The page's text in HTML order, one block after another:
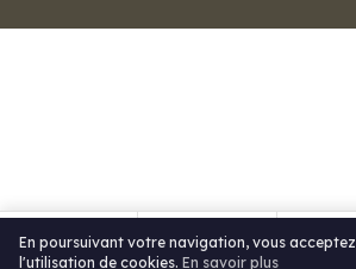
Appeler Itinéraire
En poursuivant votre navigation, vous acceptez
l'utilisation de cookies. En savoir plus